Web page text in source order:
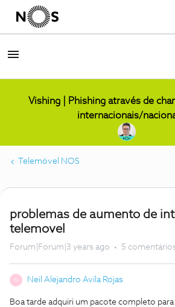
Vishing | Phishing através de
internacionais/
Telemóvel NOS
problemas de aumento de
telemovel
Forum|Forum|3 years ago 5
N Neil Alejandro Avila Rojas
Boa tarde adquiri um pacote completo